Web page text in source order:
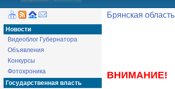
Новости
Видеоблог Губернатора
Объявления
Конкурсы
Фотохроника
Государственная власть
Брянская область
ВНИМАНИЕ!